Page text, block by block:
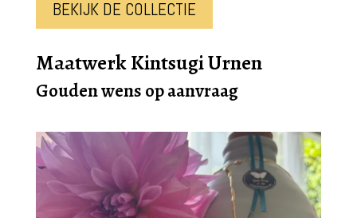
BEKIJK DE COLLECTIE
Maatwerk Kintsugi Urnen
Gouden wens op aanvraag